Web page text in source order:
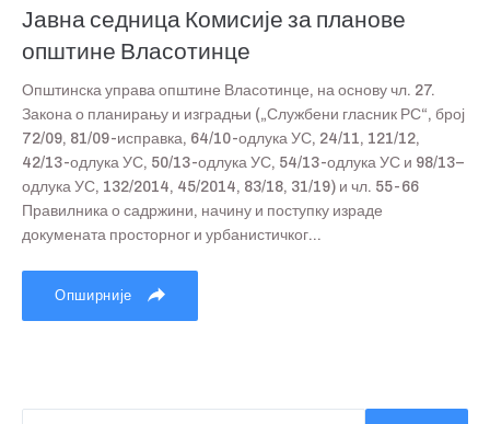
Јавна седница Комисије за планове
општине Власотинце
Општинска управа општине Власотинце, на основу чл. 27.
Закона о планирању и изградњи („Службени гласник РС“, број
72/09, 81/09-исправка, 64/10-одлука УС, 24/11, 121/12,
42/13-одлука УС, 50/13-одлука УС, 54/13-одлука УС и 98/13–
одлука УС, 132/2014, 45/2014, 83/18, 31/19) и чл. 55-66
Правилника о садржини, начину и поступку израде
докумената просторног и урбанистичког...
Опширније